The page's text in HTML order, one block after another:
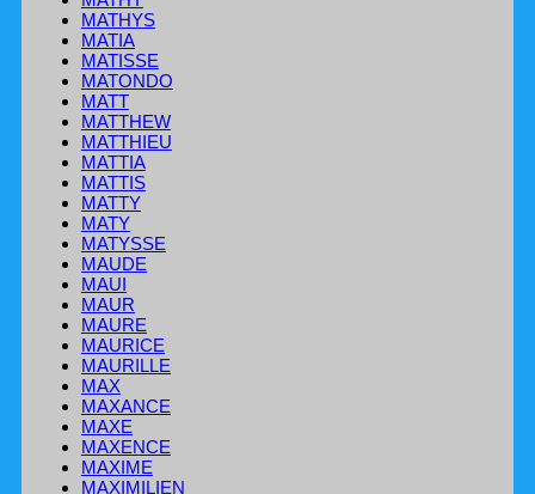
MATHYS
MATIA
MATISSE
MATONDO
MATT
MATTHEW
MATTHIEU
MATTIA
MATTIS
MATTY
MATY
MATYSSE
MAUDE
MAUI
MAUR
MAURE
MAURICE
MAURILLE
MAX
MAXANCE
MAXE
MAXENCE
MAXIME
MAXIMILIEN